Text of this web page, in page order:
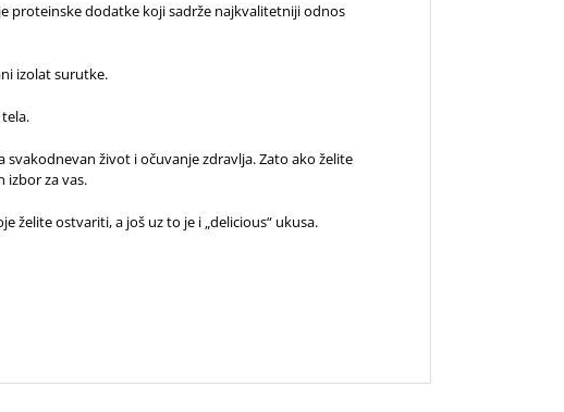
proteinske dodatke koji sadrže najkvalitetniji odnos
izolat surutke.
život i očuvanje zdravlja. Zato ako želite
za vas.
želite ostvariti, a još uz to je i „delicious“ ukusa.